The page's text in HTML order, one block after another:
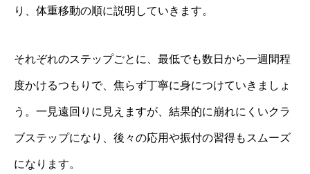
り、体重移動の順に説明していきます。
それぞれのステップごとに、最低でも数日から一週間程
度かけるつもりで、焦らず丁寧に身につけていきましょ
う。一見遠回りに見えますが、結果的に崩れにくいクラ
ブステップになり、後々の応用や振付の習得もスムーズ
になります。